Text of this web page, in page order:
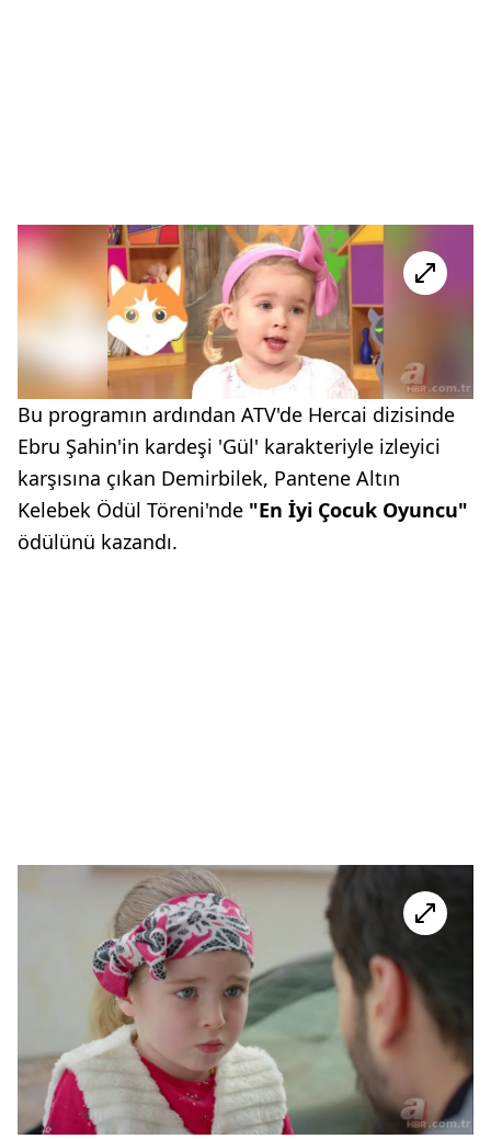
Bu programın ardından ATV'de Hercai dizisinde
Ebru Şahin'in kardeşi 'Gül' karakteriyle izleyici
karşısına çıkan Demirbilek, Pantene Altın
Kelebek Ödül Töreni'nde "En İyi Çocuk Oyuncu"
ödülünü kazandı.